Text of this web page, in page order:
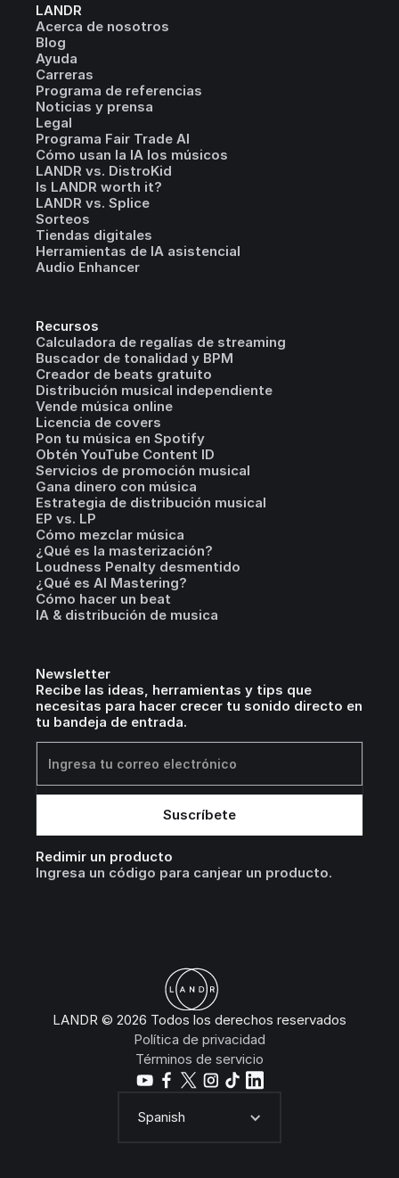
LANDR
Acerca de nosotros
Blog
Ayuda
Carreras
Programa de referencias
Noticias y prensa
Legal
Programa Fair Trade AI
Cómo usan la IA los músicos
LANDR vs. DistroKid
Is LANDR worth it?
LANDR vs. Splice
Sorteos
Tiendas digitales
Herramientas de IA asistencial
Audio Enhancer
Recursos
Calculadora de regalías de streaming
Buscador de tonalidad y BPM
Creador de beats gratuito
Distribución musical independiente
Vende música online
Licencia de covers
Pon tu música en Spotify
Obtén YouTube Content ID
Servicios de promoción musical
Gana dinero con música
Estrategia de distribución musical
EP vs. LP
Cómo mezclar música
¿Qué es la masterización?
Loudness Penalty desmentido
¿Qué es AI Mastering?
Cómo hacer un beat
IA & distribución de musica
Newsletter
Recibe las ideas, herramientas y tips que
necesitas para hacer crecer tu sonido directo en
tu bandeja de entrada.
Redimir un producto
Ingresa un código para canjear un producto.
LANDR © 2026 Todos los derechos reservados
Política de privacidad
Términos de servicio
Spanish